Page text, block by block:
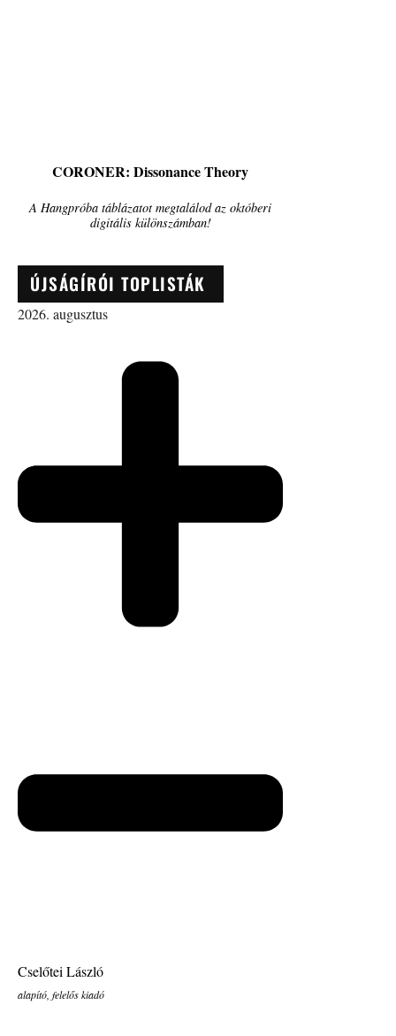
CORONER: Dissonance Theory
A Hangpróba táblázatot megtalálod az októberi
digitális különszámban!
ÚJSÁGÍRÓI TOPLISTÁK
2026. augusztus
Cselőtei László
alapító, felelős kiadó